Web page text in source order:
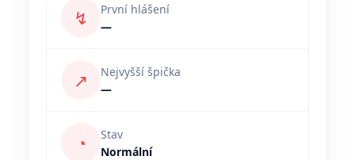
↯
První hlášení
—
↗
Nejvyšší špička
—
◔
Stav
Normální